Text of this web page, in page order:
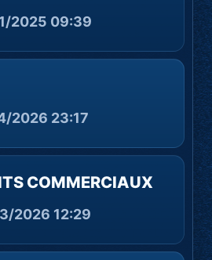
2025 09:39
2026 23:17
COMMERCIAUX
2026 12:29